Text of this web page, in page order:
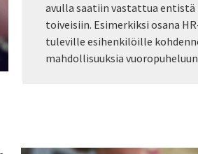
avulla saatiin vastattua
toiveisiin. Esimerkiksi osana
tuleville esihenkilöille
mahdollisuuksia